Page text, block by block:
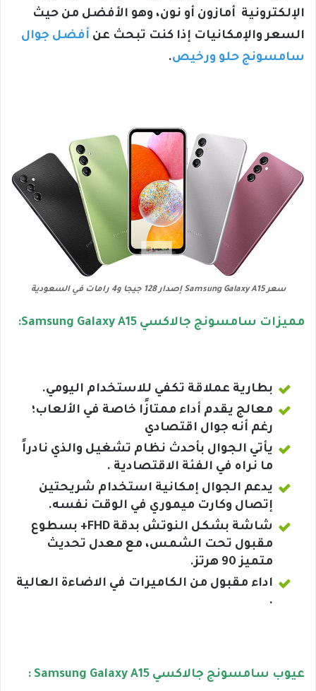
الإلكترونية أمازون أو نون، وهو الأفضل من حيث
السعر والإمكانيات إذا كنت تبحث عن أفضل جوال
سامسونج حلو ورخيص.
سعر Samsung Galaxy A15 إصدار 128 جيجا و4 رامات في السعودية
مميزات سامسونج جالاكسي Samsung Galaxy A15:
بطارية عملاقة تكفي للاستخدام اليومي.
معالج يقدم أداء ممتازًا خاصة في الألعاب؛
رغم أنه جوال اقتصادي
يأتي الجوال بأحدث نظام تشغيل والذي نادراً
ما نراه في الفئة الاقتصادية .
يدعم الجوال إمكانية استخدام شريحتين
إتصال وكارت ميموري في الوقت نفسه.
شاشة بشكل النوتش بدقة FHD+ بسطوع
مقبول تحت الشمس، مع معدل تحديث
متميز 90 هرتز.
اداء مقبول من الكاميرات في الاضاءة العالية
.
عيوب سامسونج جالاكسي Samsung Galaxy A15 :